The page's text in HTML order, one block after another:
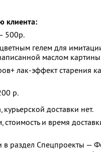
клиента:
500р.
гелем для
маслом
лак-эффект старения
р.
доставки нет.
и время
в раздел Спецпроекты —